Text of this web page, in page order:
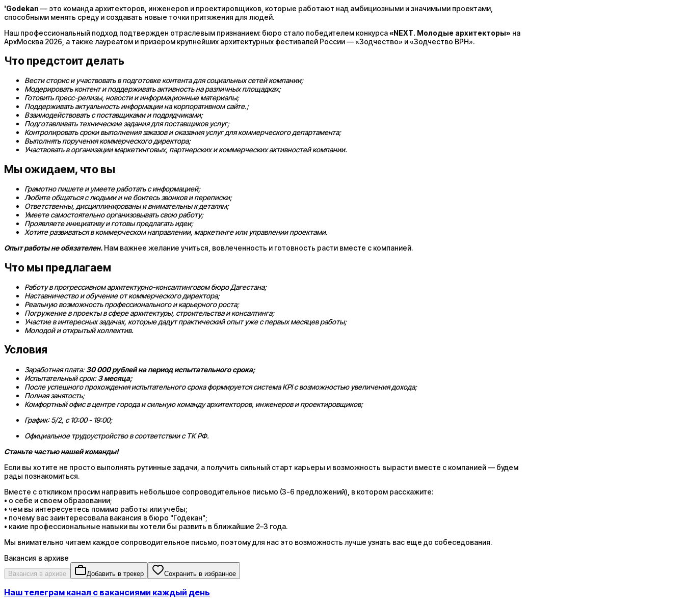
'Godekan — это команда архитекторов, инженеров и проектировщиков, которые работают над амбициозными и значимыми проектами,
способными менять среду и создавать новые точки притяжения для людей.
Наш профессиональный подход подтвержден отраслевым признанием: бюро стало победителем конкурса«NEXT. Молодые архитекторы» на
АрхМосква 2026, а также лауреатом и призером крупнейших архитектурных фестивалей России — «Зодчество» и «Зодчество ВРН».
Что предстоит делать
Вести сторис и участвовать в подготовке контента для социальных сетей компании;
Модерировать контент и поддерживать активность на различных площадках;
Готовить пресс-релизы, новости и информационные материалы;
Поддерживать актуальность информации на корпоративном сайте.;
Взаимодействовать с поставщиками и подрядчиками;
Подготавливать технические задания для поставщиков услуг;
Контролировать сроки выполнения заказов и оказания услуг для коммерческого департамента;
Выполнять поручения коммерческого директора;
Участвовать в организации маркетинговых, партнерских и коммерческих активностей компании.
Мы ожидаем, что вы
Грамотно пишете и умеете работать с информацией;
Любите общаться с людьми и не боитесь звонков и переписки;
Ответственны, дисциплинированы и внимательны к деталям;
Умеете самостоятельно организовывать свою работу;
Проявляете инициативу и готовы предлагать идеи;
Хотите развиваться в коммерческом направлении, маркетинге или управлении проектами.
Опыт работы не обязателен. Нам важнее желание учиться, вовлеченность и готовность расти вместе с компанией.
Что мы предлагаем
Работу в прогрессивном архитектурно-консалтинговом бюро Дагестана;
Наставничество и обучение от коммерческого директора;
Реальную возможность профессионального и карьерного роста;
Погружение в проекты в сфере архитектуры, строительства и консалтинга;
Участие в интересных задачах, которые дадут практический опыт уже с первых месяцев работы;
Молодой и открытый коллектив.
Условия
Заработная плата:30 000 рублей на период испытательного срока;
Испытательный срок:3 месяца;
После успешного прохождения испытательного срока формируется система KPI с возможностью увеличения дохода;
Полная занятость;
Комфортный офис в центре города и сильную команду архитекторов, инженеров и проектировщиков;
График: 5/2, с 10:00 - 19:00;
Официальное трудоустройство в соответствии с ТК РФ.
Станьте частью нашей команды!
Если вы хотите не просто выполнять рутинные задачи, а получить сильный старт карьеры и возможность вырасти вместе с компанией — будем
рады познакомиться.
Вместе с откликом просим направить небольшое сопроводительное письмо (3-6 предложений), в котором расскажите:
• о себе и своем образовании;
• чем вы интересуетесь помимо работы или учебы;
• почему вас заинтересовала вакансия в бюро "Годекан";
• какие профессиональные навыки вы хотели бы развить в ближайшие 2–3 года.
Мы внимательно читаем каждое сопроводительное письмо, поэтому для нас это возможность лучше узнать вас еще до собеседования.
Вакансия в архиве
Вакансия в архиве Добавить в трекер Сохранить в избранное
Наш телеграм канал с вакансиями каждый день